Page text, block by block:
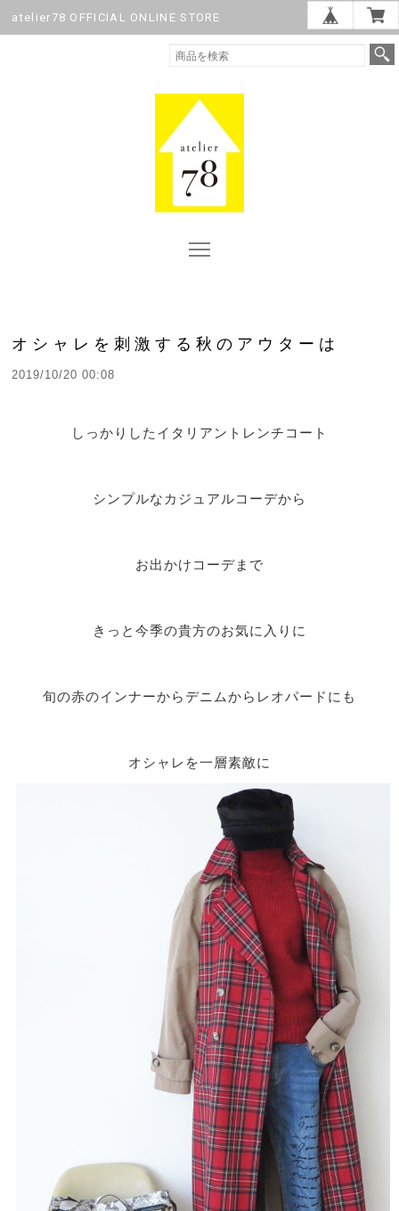
atelier78 OFFICIAL ONLINE STORE
オシャレを刺激する秋のアウターは
2019/10/20 00:08
しっかりしたイタリアントレンチコート
シンプルなカジュアルコーデから
お出かけコーデまで
きっと今季の貴方のお気に入りに
旬の赤のインナーからデニムからレオパードにも
オシャレを一層素敵に